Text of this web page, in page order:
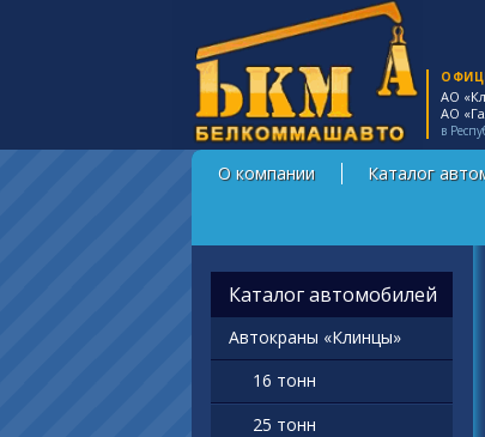
АО
АО
в
О компании Каталог
Каталог автомобилей
Автокраны «Клинцы»
16 тонн
25 тонн